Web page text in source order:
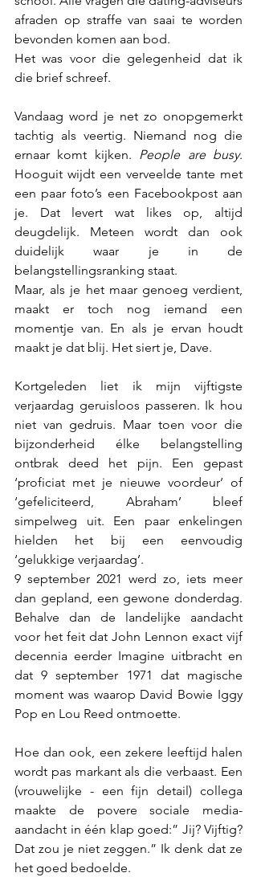
afraden op straffe van saai te worden
bevonden komen aan bod.
Het was voor die gelegenheid dat ik
die brief schreef.
Vandaag word je net zo onopgemerkt
tachtig als veertig. Niemand nog die
ernaar komt kijken. People are busy.
Hooguit wijdt een verveelde tante met
een paar foto’s een Facebookpost aan
je. Dat levert wat likes op, altijd
deugdelijk. Meteen wordt dan ook
duidelijk waar je in de
belangstellingsranking staat.
Maar, als je het maar genoeg verdient,
maakt er toch nog iemand een
momentje van. En als je ervan houdt
maakt je dat blij. Het siert je, Dave.
Kortgeleden liet ik mijn vijftigste
verjaardag geruisloos passeren. Ik hou
niet van gedruis. Maar toen voor die
bijzonderheid élke belangstelling
ontbrak deed het pijn. Een gepast
‘proficiat met je nieuwe voordeur’ of
‘gefeliciteerd, Abraham’ bleef
simpelweg uit. Een paar enkelingen
hielden het bij een eenvoudig
‘gelukkige verjaardag’.
9 september 2021 werd zo, iets meer
dan gepland, een gewone donderdag.
Behalve dan de landelijke aandacht
voor het feit dat John Lennon exact vijf
decennia eerder Imagine uitbracht en
dat 9 september 1971 dat magische
moment was waarop David Bowie Iggy
Pop en Lou Reed ontmoette.
Hoe dan ook, een zekere leeftijd halen
wordt pas markant als die verbaast. Een
(vrouwelijke - een fijn detail) collega
maakte de povere sociale media-
aandacht in één klap goed:” Jij? Vijftig?
Dat zou je niet zeggen.” Ik denk dat ze
het goed bedoelde.